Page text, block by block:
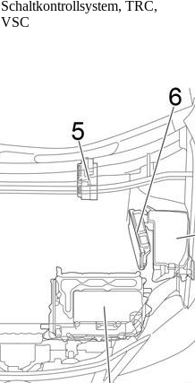
Schaltkontrollsystem, TRC,
VSC